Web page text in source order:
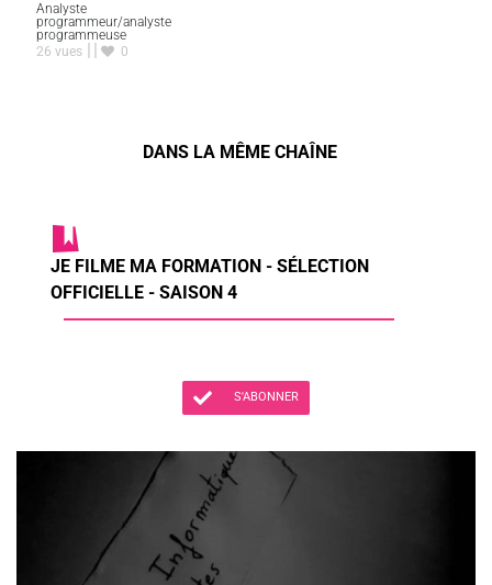
Analyste
programmeur/analyste
programmeuse
26 vues
0
DANS LA MÊME CHAÎNE
JE FILME MA FORMATION - SÉLECTION
OFFICIELLE - SAISON 4
S'ABONNER